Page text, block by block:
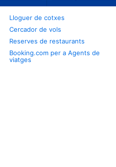
Lloguer de cotxes
Cercador de vols
Reserves de restaurants
Booking.com per a Agents de
viatges